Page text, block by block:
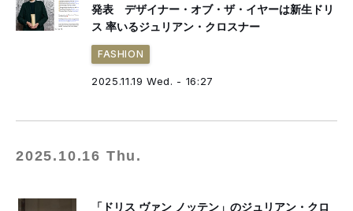
発表 デザイナー・オブ・ザ・イヤーは新生ドリ
ス 率いるジュリアン・クロスナー
FASHION
2025.11.19 Wed. - 16:27
2025.10.16 Thu.
「ドリス ヴァン ノッテン」のジュリアン・クロ